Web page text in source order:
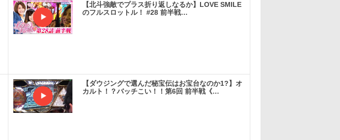
【北斗強敵でプラス折り返しなるか】LOVE SMILE
のフルスロットル！ #28 前半戦…
【ダウジングで選んだ秘宝伝はお宝台なのか1?】オ
カルト！？バッチこい！！第6回 前半戦《…